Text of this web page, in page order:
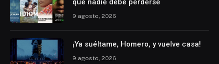
que nadie debe perderse
9 agosto, 2026
¡Ya suéltame, Homero, y vuelve casa!
9 agosto, 2026